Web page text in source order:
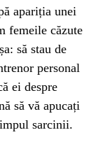
apariția unei
femeile căzute
să stau de
personal
ei despre
să vă apucați
sarcinii.